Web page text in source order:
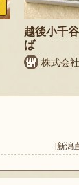
越後小千
ば
株式会
[新潟